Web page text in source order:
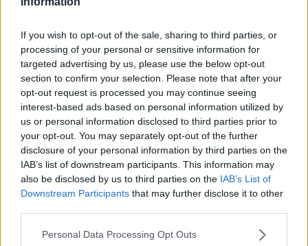
If you wish to opt-out of the sale, sharing to third parties, or
processing of your personal or sensitive information for
targeted advertising by us, please use the below opt-out
section to confirm your selection. Please note that after your
opt-out request is processed you may continue seeing
interest-based ads based on personal information utilized by
us or personal information disclosed to third parties prior to
your opt-out. You may separately opt-out of the further
disclosure of your personal information by third parties on the
IAB’s list of downstream participants. This information may
also be disclosed by us to third parties on the IAB’s List of
Downstream Participants that may further disclose it to other
Personal Data Processing Opt Outs
campo
Pisa trionfa nella regata
La regata chiude il Capodanno
Irrompe il Giugno Pisano
Rossocrociati alla conquista dei mari
Giuseppe Castaldo è il nuovo prefetto
Erp, riconsegnati i primi alloggi riqualificati